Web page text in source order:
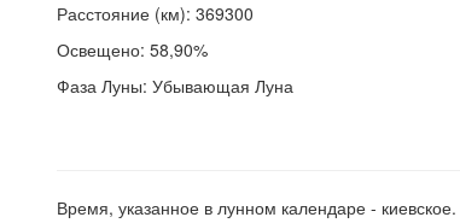
Расстояние (км): 369300
Освещено: 58,90%
Фаза Луны: Убывающая Луна
Время, указанное в лунном календаре - киевское.